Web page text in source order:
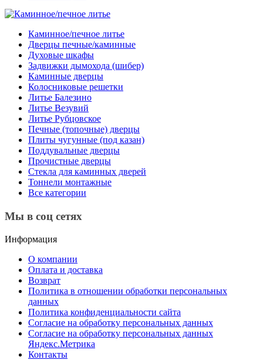
Каминное/печное литье
Дверцы печные/каминные
Духовые шкафы
Задвижки дымохода (шибер)
Каминные дверцы
Колосниковые решетки
Литье Балезино
Литье Везувий
Литье Рубцовское
Печные (топочные) дверцы
Плиты чугунные (под казан)
Поддувальные дверцы
Прочистные дверцы
Стекла для каминных дверей
Тоннели монтажные
Все категории
Мы в соц сетях
Информация
О компании
Оплата и доставка
Возврат
Политика в отношении обработки персональных
данных
Политика конфиденциальности сайта
Согласие на обработку персональных данных
Согласие на обработку персональных данных
Яндекс.Метрика
Контакты